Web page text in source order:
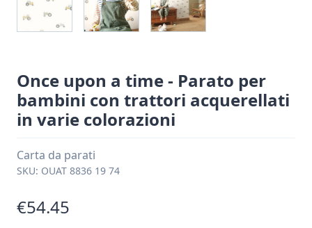
Once upon a time - Parato per
bambini con trattori acquerellati
in varie colorazioni
Carta da parati
SKU: OUAT 8836 19 74
€54.45